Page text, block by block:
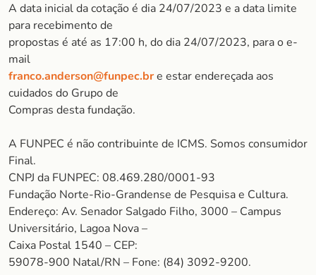
A data inicial da cotação é dia 24/07/2023 e a data limite
para recebimento de
propostas é até as 17:00 h, do dia 24/07/2023, para o e-
mail
franco.anderson@funpec.bre estar endereçada aos
cuidados do Grupo de
Compras desta fundação.
A FUNPEC é não contribuinte de ICMS. Somos consumidor
Final.
CNPJ da FUNPEC: 08.469.280/0001-93
Fundação Norte-Rio-Grandense de Pesquisa e Cultura.
Endereço: Av. Senador Salgado Filho, 3000 – Campus
Universitário, Lagoa Nova –
Caixa Postal 1540 – CEP:
59078-900 Natal/RN – Fone: (84) 3092-9200.